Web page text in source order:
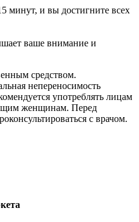
минут, и вы достигните всех
ваше внимание и
средством.
непереносимость
употреблять лицам
женщинам. Перед
с врачом.